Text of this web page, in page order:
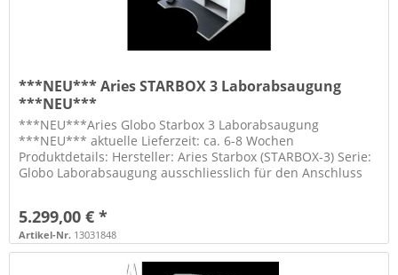
***NEU*** Aries STARBOX 3 Laborabsaugung
***NEU***
***NEU***Aries Globo Starbox 3 Laborabsaugung
***NEU*** aktuelle Lieferzeit: ca. 6-8 Wochen
Produktdetails: Hersteller: Aries Starbox (STARBOX-3) Serie:
Globo Laborabsaugung ausschliesslich für den Anschluss
5.299,00 € *
Artikel-Nr. 13031848